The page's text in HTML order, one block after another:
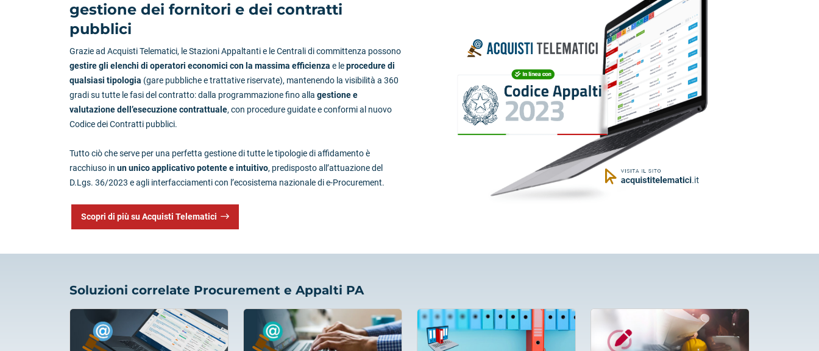
gestione dei fornitori e dei contratti
pubblici
Grazie ad Acquisti Telematici, le Stazioni Appaltanti e le Centrali di committenza possono
gestire gli elenchi di operatori economici con la massima efficienza e leprocedure di
qualsiasi tipologia (gare pubbliche e trattative riservate), mantenendo la visibilità a 360
gradi su tutte le fasi del contratto: dalla programmazione fino alla gestione e
valutazione dell’esecuzione contrattuale, con procedure guidate e conformi al nuovo
Codice dei Contratti pubblici.
Tutto ciò che serve per una perfetta gestione di tutte le tipologie di affidamento è
racchiuso in un unico applicativo potente e intuitivo, predisposto all’attuazione del
D.Lgs. 36/2023 e agli interfacciamenti con l’ecosistema nazionale di e-Procurement.
Scopri di più su Acquisti Telematici
Soluzioni correlate Procurement e Appalti PA